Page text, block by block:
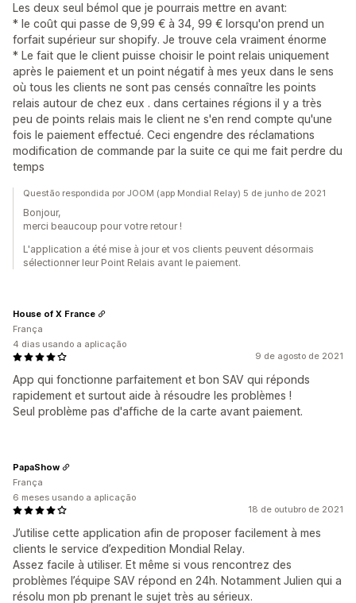
Les deux seul bémol que je pourrais mettre en avant:
* le coût qui passe de 9,99 € à 34, 99 € lorsqu'on prend un
forfait supérieur sur shopify. Je trouve cela vraiment énorme
* Le fait que le client puisse choisir le point relais uniquement
après le paiement et un point négatif à mes yeux dans le sens
où tous les clients ne sont pas censés connaître les points
relais autour de chez eux . dans certaines régions il y a très
peu de points relais mais le client ne s'en rend compte qu'une
fois le paiement effectué. Ceci engendre des réclamations
modification de commande par la suite ce qui me fait perdre du
temps
Questão respondida por JOOM (app Mondial Relay) 5 de junho de 2021
Bonjour,
merci beaucoup pour votre retour !
L'application a été mise à jour et vos clients peuvent désormais
sélectionner leur Point Relais avant le paiement.
9 de agosto de 2021
App qui fonctionne parfaitement et bon SAV qui réponds
rapidement et surtout aide à résoudre les problèmes !
Seul problème pas d'affiche de la carte avant paiement.
House of X France
França
4 dias usando a aplicação
18 de outubro de 2021
J’utilise cette application afin de proposer facilement à mes
clients le service d’expedition Mondial Relay.
Assez facile à utiliser. Et même si vous rencontrez des
problèmes l’équipe SAV répond en 24h. Notamment Julien qui a
résolu mon pb prenant le sujet très au sérieux.
PapaShow
França
6 meses usando a aplicação